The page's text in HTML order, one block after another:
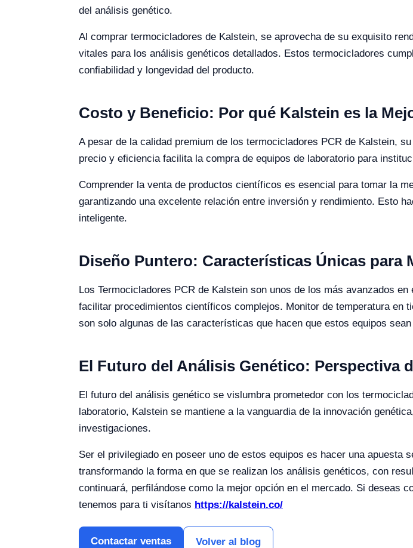
del análisis genético.
Al comprar termocicladores de Kalstein, se aprovecha de su exquisito
vitales para los análisis genéticos detallados. Estos termocicladores
confiabilidad y longevidad del producto.
Costo y Beneficio: Por qué Kalstein es la
A pesar de la calidad premium de los termocicladores PCR de Kalstein,
precio y eficiencia facilita la compra de equipos de laboratorio para
Comprender la venta de productos científicos es esencial para tomar la
garantizando una excelente relación entre inversión y rendimiento. Esto
inteligente.
Diseño Puntero: Características Únicas para
Los Termocicladores PCR de Kalstein son unos de los más avanzados
facilitar procedimientos científicos complejos. Monitor de temperatura en
son solo algunas de las características que hacen que estos equipos
El Futuro del Análisis Genético: Perspectiva
El futuro del análisis genético se vislumbra prometedor con los
laboratorio, Kalstein se mantiene a la vanguardia de la innovación
investigaciones.
Ser el privilegiado en poseer uno de estos equipos es hacer una
transformando la forma en que se realizan los análisis genéticos, con
continuará, perfilándose como la mejor opción en el mercado. Si deseas
tenemos para ti visítanos https://kalstein.co/
Contactar ventas Volver al blog